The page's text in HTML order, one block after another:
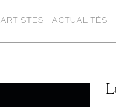
ARTISTES ACTUALITÉS